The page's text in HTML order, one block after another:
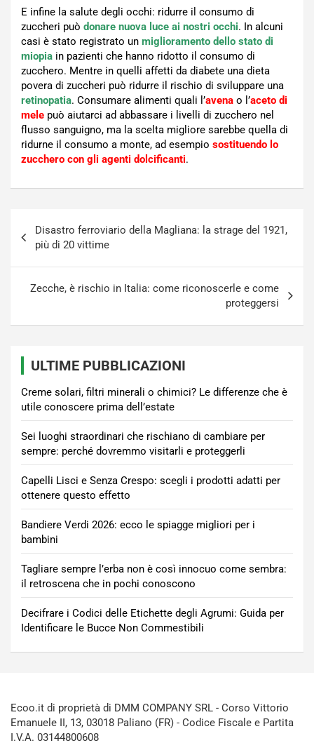
E infine la salute degli occhi: ridurre il consumo di
zuccheri può donare nuova luce ai nostri occhi. In alcuni
casi è stato registrato un miglioramento dello stato di
miopia in pazienti che hanno ridotto il consumo di
zucchero. Mentre in quelli affetti da diabete una dieta
povera di zuccheri può ridurre il rischio di sviluppare una
retinopatia. Consumare alimenti quali l’avena o l’aceto di
mele può aiutarci ad abbassare i livelli di zucchero nel
flusso sanguigno, ma la scelta migliore sarebbe quella di
ridurne il consumo a monte, ad esempio sostituendo lo
zucchero con gli agenti dolcificanti.
articoli
Disastro ferroviario della Magliana: la strage del 1921,
più di 20 vittime
Zecche, è rischio in Italia: come riconoscerle e come
proteggersi
ULTIME PUBBLICAZIONI
Creme solari, filtri minerali o chimici? Le differenze che è
utile conoscere prima dell’estate
Sei luoghi straordinari che rischiano di cambiare per
sempre: perché dovremmo visitarli e proteggerli
Capelli Lisci e Senza Crespo: scegli i prodotti adatti per
ottenere questo effetto
Bandiere Verdi 2026: ecco le spiagge migliori per i
bambini
Tagliare sempre l’erba non è così innocuo come sembra:
il retroscena che in pochi conoscono
Decifrare i Codici delle Etichette degli Agrumi: Guida per
Identificare le Bucce Non Commestibili
Ecoo.it di proprietà di DMM COMPANY SRL - Corso Vittorio
Emanuele II, 13, 03018 Paliano (FR) - Codice Fiscale e Partita
I.V.A. 03144800608